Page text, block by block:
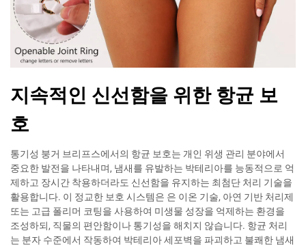
지속적인 신선함을 위한 항균 보
호
통기성 붕거 브리프스에서의 항균 보호는 개인 위생 관리 분야에서
중요한 발전을 나타내며, 냄새를 유발하는 박테리아를 능동적으로 억
제하고 장시간 착용하더라도 신선함을 유지하는 최첨단 처리 기술을
활용합니다. 이 정교한 보호 시스템은 은 이온 기술, 아연 기반 처리제
또는 고급 폴리머 코팅을 사용하여 미생물 성장을 억제하는 환경을
조성하되, 직물의 편안함이나 통기성을 해치지 않습니다. 항균 처리
는 분자 수준에서 작동하여 박테리아 세포벽을 파괴하고 불쾌한 냄새